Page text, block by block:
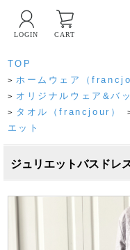
LOGIN CART
TOP
> ホームウェア（
> オリジナルウェア&バ
> タオル（francjour）
エット
ジュリエットバスドレ